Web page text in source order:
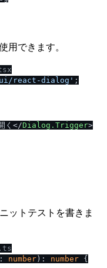
用できます。
/ react-dialog' ;
く </Dialog.Trigger>
ットテストを書きま
: number): number {